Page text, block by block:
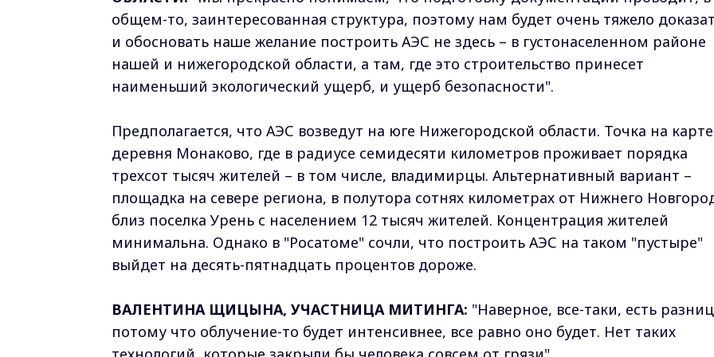
общем-то, заинтересованная структура, поэтому нам будет очень тяжело
и обосновать наше желание построить АЭС не здесь – в густонаселенном районе
нашей и нижегородской области, а там, где это строительство принесет
наименьший экологический ущерб, и ущерб безопасности".
Предполагается, что АЭС возведут на юге Нижегородской области. Точка на
деревня Монаково, где в радиусе семидесяти километров проживает порядка
трехсот тысяч жителей – в том числе, владимирцы. Альтернативный вариант –
площадка на севере региона, в полутора сотнях километрах от Нижнего
близ поселка Урень с населением 12 тысяч жителей. Концентрация жителей
минимальна. Однако в "Росатоме" сочли, что построить АЭС на таком "пустыре"
выйдет на десять-пятнадцать процентов дороже.
ВАЛЕНТИНА ЩИЦЫНА, УЧАСТНИЦА МИТИНГА: "Наверное, все-таки, есть
потому что облучение-то будет интенсивнее, все равно оно будет. Нет таких